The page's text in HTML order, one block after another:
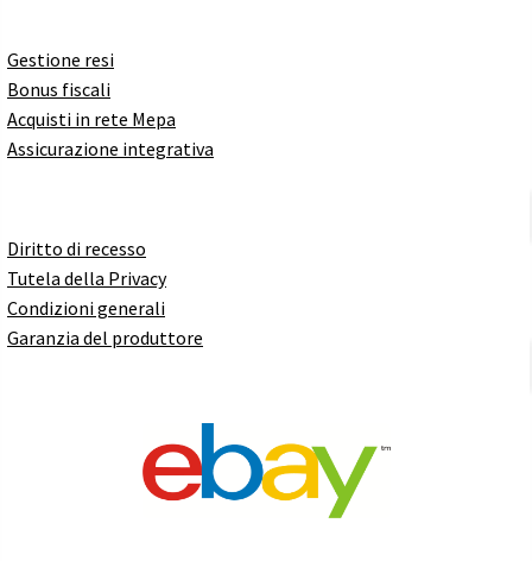
Gestione resi
Bonus fiscali
Acquisti in rete Mepa
Assicurazione integrativa
Diritto di recesso
Tutela della Privacy
Condizioni generali
Garanzia del produttore